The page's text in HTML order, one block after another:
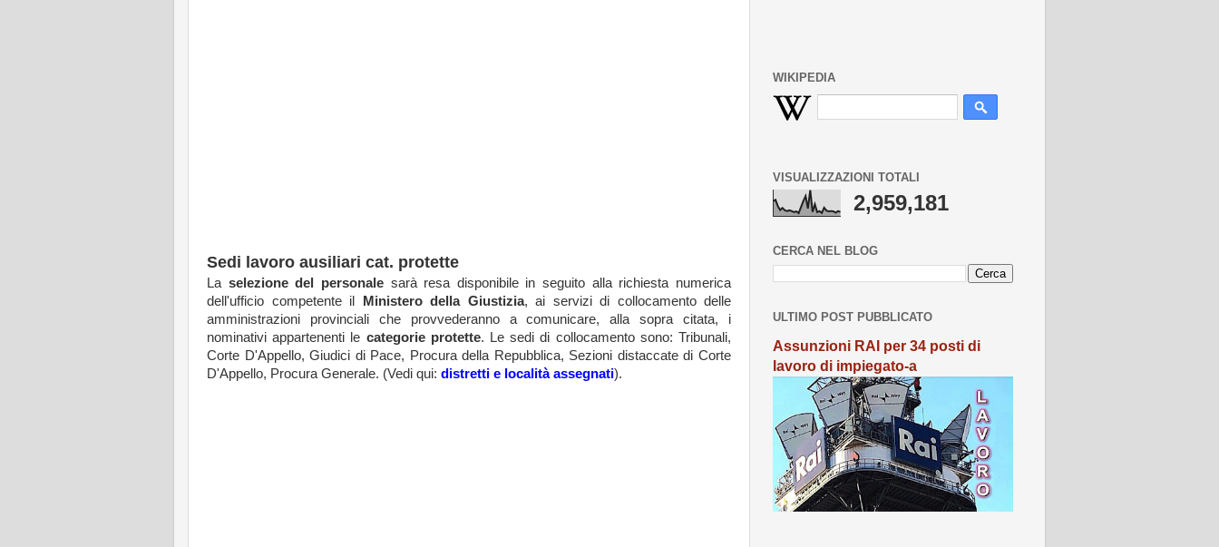
Sedi lavoro ausiliari cat. protette
La selezione del personalesarà resa disponibile in seguito alla richiesta numerica
dell'ufficio competente il
Ministero della Giustizia, ai servizi di collocamento delle
amministrazioni provinciali che provvederanno a comunicare, alla sopra citata, i
nominativi appartenenti le categorie protette. Le sedi di collocamento sono: Tribunali,
Corte D'Appello, Giudici di Pace, Procura della Repubblica, Sezioni distaccate di Corte
D'Appello, Procura Generale. (Vedi qui: distretti e località assegnati).
WIKIPEDIA
VISUALIZZAZIONI TOTALI
2,959,181
CERCA NEL BLOG
ULTIMO POST PUBBLICATO
Assunzioni RAI per 34 posti di
lavoro di impiegato-a